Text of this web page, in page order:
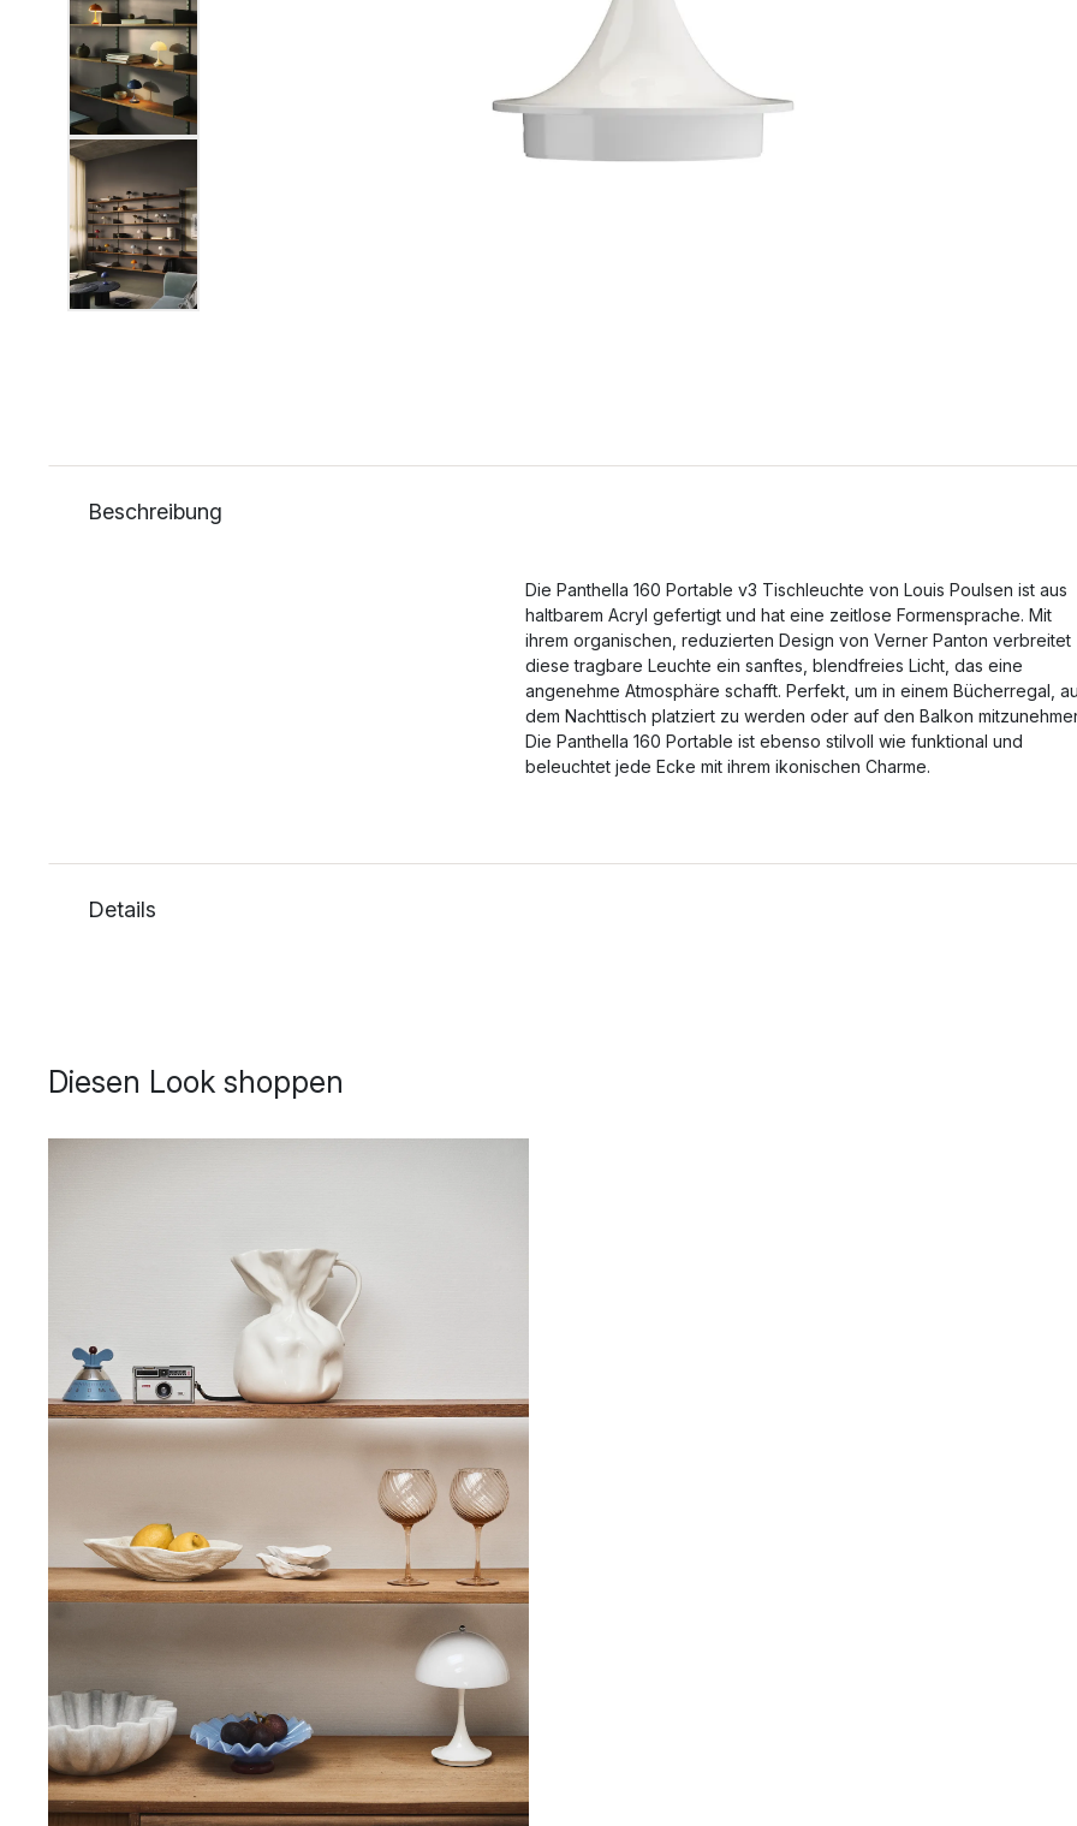
Beschreibung
Die Panthella 160 Portable v3 Tischleuchte von Louis Poulsen ist aus
haltbarem Acryl gefertigt und hat eine zeitlose Formensprache. Mit
ihrem organischen, reduzierten Design von Verner Panton verbreitet
diese tragbare Leuchte ein sanftes, blendfreies Licht, das eine
angenehme Atmosphäre schafft. Perfekt, um in einem Bücherregal,
dem Nachttisch platziert zu werden oder auf den Balkon
Die Panthella 160 Portable ist ebenso stilvoll wie funktional und
beleuchtet jede Ecke mit ihrem ikonischen Charme.
Details
Diesen Look shoppen